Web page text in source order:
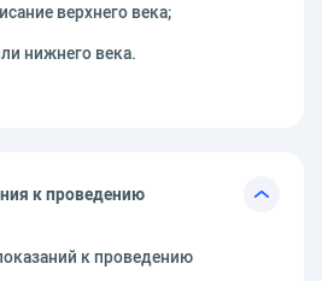
верхнего века;
нижнего века.
к проведению
к проведению